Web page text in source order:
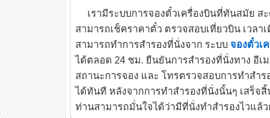
เรามีระบบการจองตั๋วเครื่องบินที่ทันสมัย ส
สามารถเช็คราคาตั๋ว ตรวจสอบเที่ยวบิน เวลา
สามารถทำการสำรองที่นั่งจาก ระบบ จองตั๋วเ
ได้ตลอด 24 ชม. ยืนยันการสำรองที่นั่งทาง อีเ
สถานะการจอง และ โทรตรวจสอบการทำสำ
ได้ทันที หลังจากการทำสำรองที่นั่งนั้นๆ เสร็จสิ้
ท่านสามารถมั่นใจได้ว่ามีที่นั่งทำสำรองไวแล้